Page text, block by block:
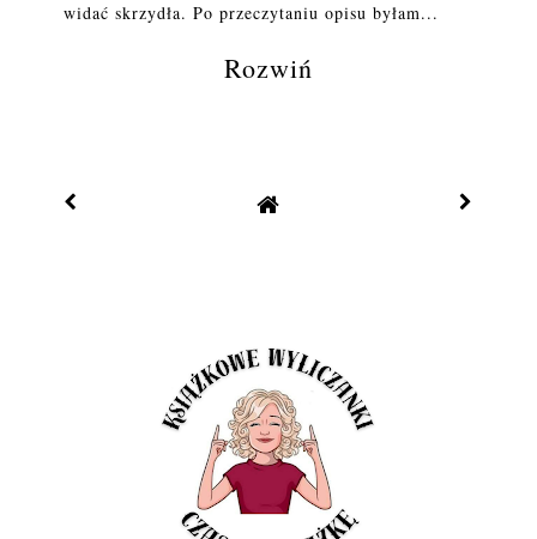
widać skrzydła. Po przeczytaniu opisu byłam...
Rozwiń